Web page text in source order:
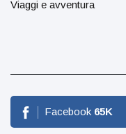
Viaggi e avventura
Facebook 65K